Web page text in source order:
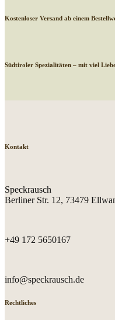
Kostenloser Versand ab einem
Südtiroler Spezialitäten – mit viel
Kontakt
Speckrausch
Berliner Str. 12, 73479
+49 172 5650167
info@speckrausch.de
Rechtliches